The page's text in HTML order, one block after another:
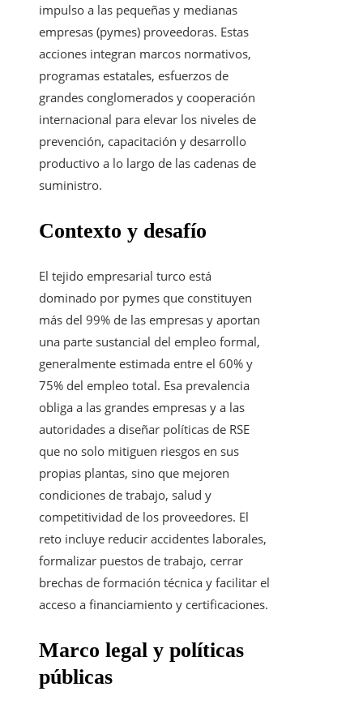
impulso a las pequeñas y medianas
empresas (pymes) proveedoras. Estas
acciones integran marcos normativos,
programas estatales, esfuerzos de
grandes conglomerados y cooperación
internacional para elevar los niveles de
prevención, capacitación y desarrollo
productivo a lo largo de las cadenas de
suministro.
Contexto y desafío
El tejido empresarial turco está
dominado por pymes que constituyen
más del 99% de las empresas y aportan
una parte sustancial del empleo formal,
generalmente estimada entre el 60% y
75% del empleo total. Esa prevalencia
obliga a las grandes empresas y a las
autoridades a diseñar políticas de RSE
que no solo mitiguen riesgos en sus
propias plantas, sino que mejoren
condiciones de trabajo, salud y
competitividad de los proveedores. El
reto incluye reducir accidentes laborales,
formalizar puestos de trabajo, cerrar
brechas de formación técnica y facilitar el
acceso a financiamiento y certificaciones.
Marco legal y políticas
públicas